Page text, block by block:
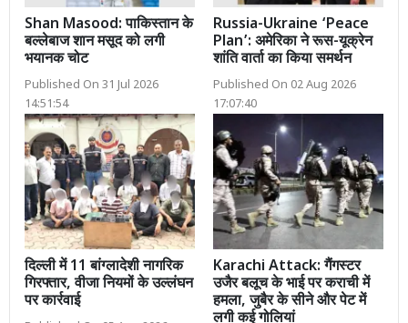
Shan Masood: पाकिस्तान के
बल्लेबाज शान मसूद को लगी
भयानक चोट
Published On 31 Jul 2026
14:51:54
Russia-Ukraine ‘Peace
Plan’: अमेरिका ने रूस-यूक्रेन
शांति वार्ता का किया समर्थन
Published On 02 Aug 2026
17:07:40
दिल्ली में 11 बांग्लादेशी नागरिक
गिरफ्तार, वीजा नियमों के उल्लंघन
पर कार्रवाई
Karachi Attack: गैंगस्टर
उजैर बलूच के भाई पर कराची में
हमला, जुबैर के सीने और पेट में